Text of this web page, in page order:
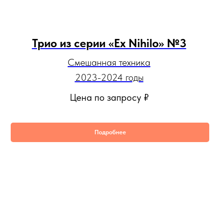
Трио из серии «Ex Nihilo» №3
Смешанная техника
2023-2024 годы
Цена по запросу ₽
Подробнее